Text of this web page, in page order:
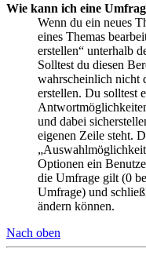
Wie kann ich eine
Wenn du ein neues
eines Themas
erstellen“ unterhalb
Solltest du diesen
wahrscheinlich nicht
erstellen. Du solltest
und dabei
eigenen Zeile steht.
Optionen ein
die Umfrage gilt (0
Umfrage) und
ändern können.
Nach oben